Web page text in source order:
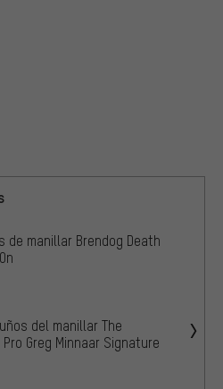
de manillar Brendog Death
del manillar The
Greg Minnaar Signature